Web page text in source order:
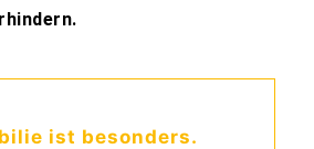
ist besonders.